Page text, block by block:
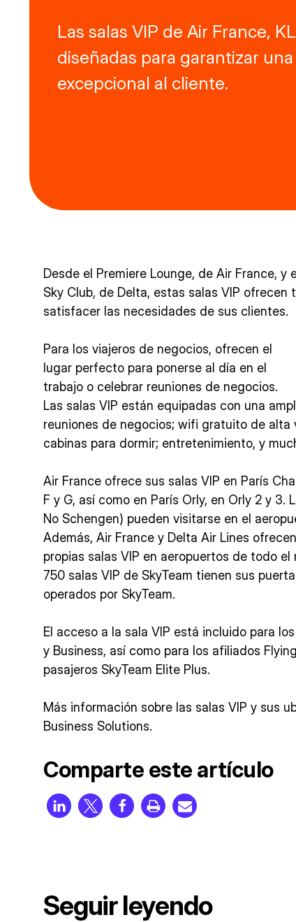
Las salas VIP de Air France,
diseñadas para garantizar
excepcional al cliente.
Desde el Premiere Lounge, de Air France, y
Sky Club, de Delta, estas salas VIP
satisfacer las necesidades de sus clientes.
Para los viajeros de negocios, ofrecen el
lugar perfecto para ponerse al día en el
trabajo o celebrar reuniones de negocios.
Las salas VIP están equipadas con una
reuniones de negocios; wifi gratuito de alta
cabinas para dormir; entretenimiento, y
Air France ofrece sus salas VIP en París
F y G, así como en París Orly, en Orly 2 y 3.
No Schengen) pueden visitarse en el
Además, Air France y Delta Air Lines
propias salas VIP en aeropuertos de todo
750 salas VIP de SkyTeam tienen sus
operados por SkyTeam.
El acceso a la sala VIP está incluido para
y Business, así como para los afiliados
pasajeros SkyTeam Elite Plus.
Más información sobre las salas VIP y sus
Business Solutions.
Comparte este artículo
Seguir leyendo